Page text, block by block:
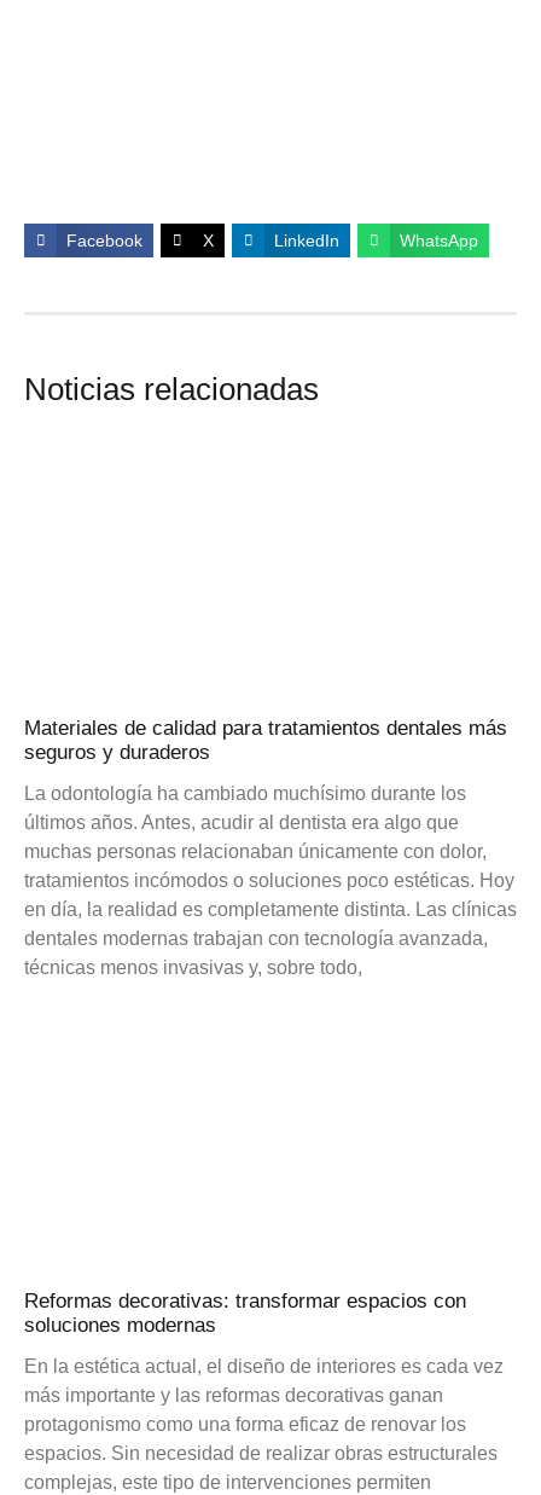
Facebook X LinkedIn WhatsApp
Noticias relacionadas
Materiales de calidad para tratamientos dentales más
seguros y duraderos
La odontología ha cambiado muchísimo durante los
últimos años. Antes, acudir al dentista era algo que
muchas personas relacionaban únicamente con dolor,
tratamientos incómodos o soluciones poco estéticas. Hoy
en día, la realidad es completamente distinta. Las clínicas
dentales modernas trabajan con tecnología avanzada,
técnicas menos invasivas y, sobre todo,
Reformas decorativas: transformar espacios con
soluciones modernas
En la estética actual, el diseño de interiores es cada vez
más importante y las reformas decorativas ganan
protagonismo como una forma eficaz de renovar los
espacios. Sin necesidad de realizar obras estructurales
complejas, este tipo de intervenciones permiten